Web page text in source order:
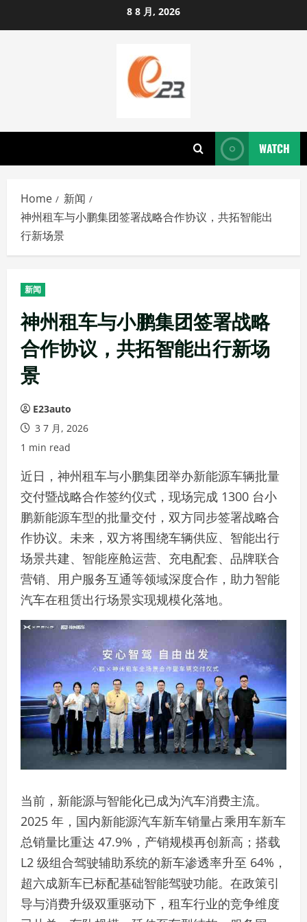
to
8 8 月, 2026
WATCH
Home
新闻
神州租车与小鹏集团签署战略合作协议，共拓智能出
行新场景
新闻
神州租车与小鹏集团签署战略
合作协议，共拓智能出行新场
景
E23auto
3 7 月, 2026
1 min read
近日，神州租车与小鹏集团举办新能源车辆批量
交付暨战略合作签约仪式，现场完成 1300 台小
鹏新能源车型的批量交付，双方同步签署战略合
作协议。未来，双方将围绕车辆供应、智能出行
场景共建、智能座舱运营、充电配套、品牌联合
营销、用户服务互通等领域深度合作，助力智能
汽车在租赁出行场景实现规模化落地。
当前，新能源与智能化已成为汽车消费主流。
2025 年，国内新能源汽车新车销量占乘用车新车
总销量比重达 47.9%，产销规模再创新高；搭载
L2 级组合驾驶辅助系统的新车渗透率升至 64%，
超六成新车已标配基础智能驾驶功能。在政策引
导与消费升级双重驱动下，租车行业的竞争维度